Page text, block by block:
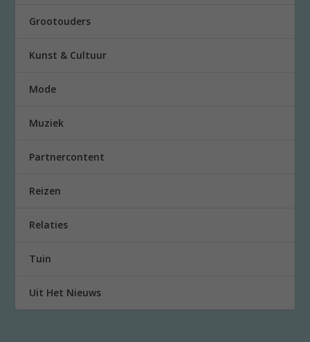
Grootouders
Kunst & Cultuur
Mode
Muziek
Partnercontent
Reizen
Relaties
Tuin
Uit Het Nieuws